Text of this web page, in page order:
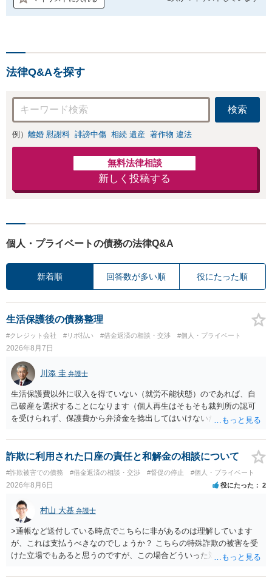
法律Q&Aを探す
検索
例） 離婚 慰謝料 誹謗中傷 相続 遺産 著作物 違法
無料法律相談
新しく投稿する
個人・プライベートの債務の法律Q&A
新着順 回答数が多い順 役にたった順
生活保護後の債務整理
#クレジット会社 #リボ払い #借金返済の相談・交渉 #個人・プライベート
2026年8月7日
川添 圭 弁護士
生活保護費以外に収入を得ていない（就労不能状態）のであれば、自
己破産を選択することになります（個人再生はそもそも裁判所の認可
を受けられず、保護費から弁済金を捻出してはいけないため任意整理
士費用は法テラスが負担し、裁判所の予納金等も法テラスが援助して
くれるため、弁護士へ自己破産を任せれば解決します。
詐欺に利用された口座の責任と和解金の相談について
#詐欺被害での債務 #借金返済の相談・交渉 #督促の停止 #個人・プライベート
2026年8月6日 役にたった 2
村山 大基 弁護士
>通帳など送付している時点でこちらに非があるのは理解しています
が、これは支払うべきなのでしょうか？ こちらの特殊詐欺の被害を受
けた立場でもあると思うのですが、この場合どういった対処が必要で
がいいとは思います。 そもそも、特殊詐欺関係なく旦那さんの行為